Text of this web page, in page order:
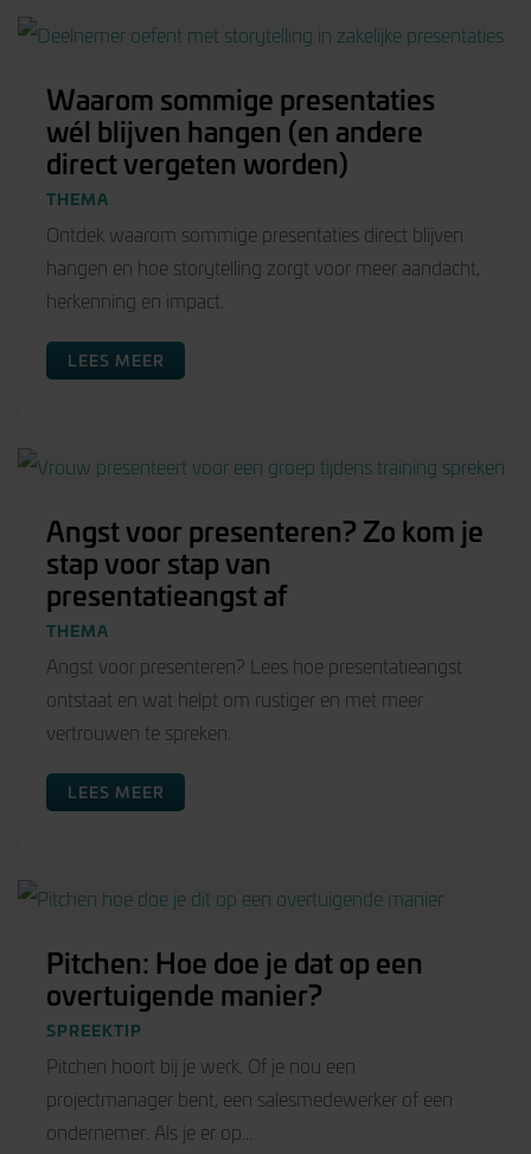
Waarom sommige presentaties
wél blijven hangen (en andere
direct vergeten worden)
THEMA
Ontdek waarom sommige presentaties direct blijven
hangen en hoe storytelling zorgt voor meer aandacht,
herkenning en impact.
LEES MEER
Angst voor presenteren? Zo kom je
stap voor stap van
presentatieangst af
THEMA
Angst voor presenteren? Lees hoe presentatieangst
ontstaat en wat helpt om rustiger en met meer
vertrouwen te spreken.
LEES MEER
Pitchen: Hoe doe je dat op een
overtuigende manier?
SPREEKTIP
Pitchen hoort bij je werk. Of je nou een
projectmanager bent, een salesmedewerker of een
ondernemer. Als je er op...